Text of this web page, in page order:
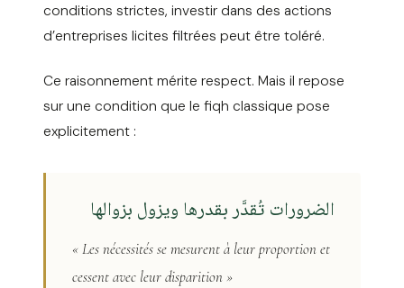
conditions strictes, investir dans des actions
d’entreprises licites filtrées peut être toléré.
Ce raisonnement mérite respect. Mais il repose
sur une condition que le fiqh classique pose
explicitement :
الضرورات تُقدَّر بقدرها ويزول بزوالها
« Les nécessités se mesurent à leur proportion et
cessent avec leur disparition »